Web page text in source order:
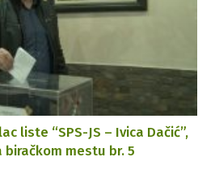
liste “SPS-JS – Ivica Dačić”,
mestu br. 5